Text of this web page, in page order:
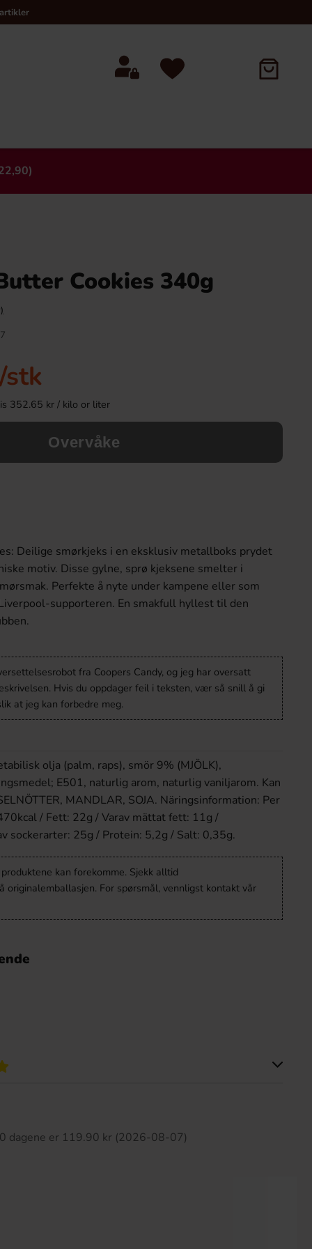
Köp
Cookies 340g
/stk
352.65 kr / kilo or liter
Overvåke
Deilige smørkjeks i en eksklusiv metallboks prydet
motiv. Disse gylne, sprø kjeksene smelter i
Perfekte å nyte under kampene eller som
supporteren. En smakfull hyllest til den
fra Coopers Candy, og jeg har oversatt
Hvis du oppdager feil i teksten, vær så snill å gi
at jeg kan forbedre meg.
olja (palm, raps), smör 9% (MJÖLK),
E501, naturlig arom, naturlig vaniljarom. Kan
MANDLAR, SOJA. Näringsinformation: Per
/ Fett: 22g / Varav mättat fett: 11g /
sockerarter: 25g / Protein: 5,2g / Salt: 0,35g.
kan forekomme. Sjekk alltid
originalemballasjen. For spørsmål, vennligst kontakt vår
dagene er 119.90 kr (2026-08-07)